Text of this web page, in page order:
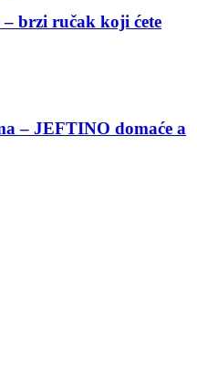
brzi ručak koji ćete
– JEFTINO domaće a